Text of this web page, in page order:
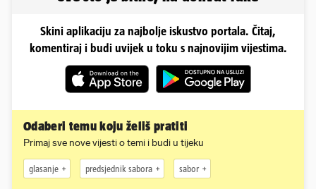
Skini aplikaciju za najbolje iskustvo portala. Čitaj,
komentiraj i budi uvijek u toku s najnovijim vijestima.
Odaberi temu koju želiš pratiti
Primaj sve nove vijesti o temi i budi u tijeku
glasanje predsjednik sabora sabor